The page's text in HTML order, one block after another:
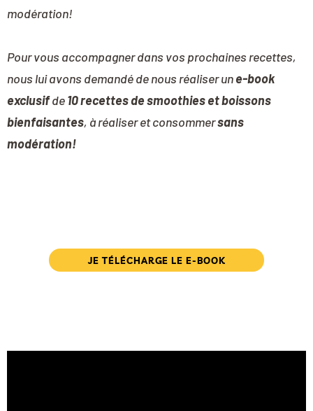
modération!
Pour vous accompagner dans vos prochaines recettes,
nous lui avons demandé de nous réaliser une-book
exclusifde10 recettes de smoothies et boissons
bienfaisantes, à réaliser et consommersans
modération!
JE TÉLÉCHARGE LE E-BOOK